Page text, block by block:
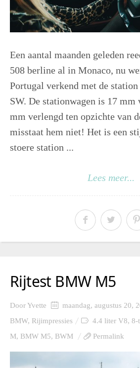
Een aantal maanden geleden
508 berline al in Monaco, nu
Portugal verkend met de
SW. De stationwagen is 17 mm
mm verlengd ten opzichte van
misstaat hem niet! Het is een
stoere station ...
Lees meer...
Rijtest BMW M5
DoorYvette maandag, augustus 20,
BMW, Rijimpressies 4.4 liter V8, 8-
M, BMW M5, BWM Permalink